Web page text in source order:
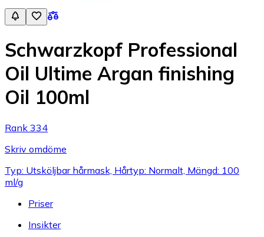
Schwarzkopf Professional
Oil Ultime Argan finishing
Oil 100ml
Rank 334
Skriv omdöme
Typ: Utsköljbar hårmask, Hårtyp: Normalt, Mängd: 100
ml/g
Priser
Insikter